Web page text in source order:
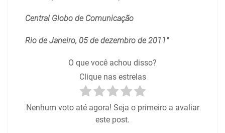
Central Globo de Comunicação
Rio de Janeiro, 05 de dezembro de 2011″
O que você achou disso?
Clique nas estrelas
Nenhum voto até agora! Seja o primeiro a avaliar
este post.